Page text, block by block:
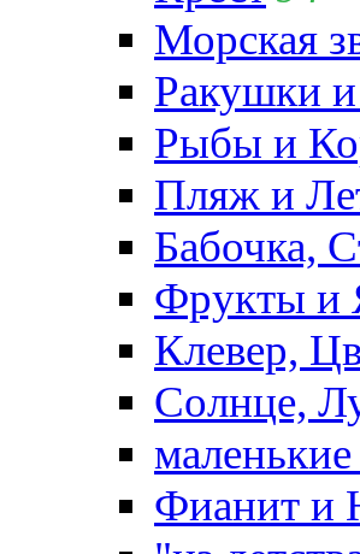
Морская
Ракушки
Рыбы и
Пляж и
Бабочка,
Фрукты и
Клевер,
Солнце,
Фианит и